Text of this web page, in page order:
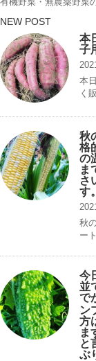
NEW POST
本
子
本
く
秋
格
の
ま
さ
す。
秋
ー
今
並
で
ン
方
ま
と
ぶ